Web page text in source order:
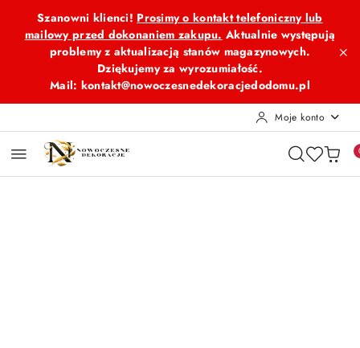
Przejdź do treści głównej
Przejdź do wyszukiwarki
Przejdź do moje konto
Przejdź do menu głównego
Przejdź do opisu produktu
Przejdź do stopki
Szanowni klienci! Prosimy o kontakt telefoniczny lub
mailowy przed dokonaniem zakupu. Aktualnie występują
problemy z aktualizacją stanów magazynowych.
Dziękujemy za wyrozumiałość.
Mail: kontakt@nowoczesnedekoracjedodomu.pl
Moje konto